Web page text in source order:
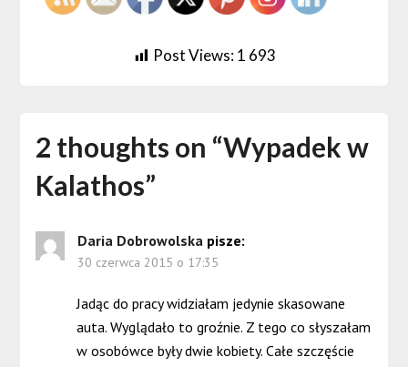
Post Views:1 693
2 thoughts on “Wypadek w
Kalathos”
Daria Dobrowolska pisze:
30 czerwca 2015 o 17:35
Jadąc do pracy widziałam jedynie skasowane
auta. Wyglądało to groźnie. Z tego co słyszałam
w osobówce były dwie kobiety. Całe szczęście